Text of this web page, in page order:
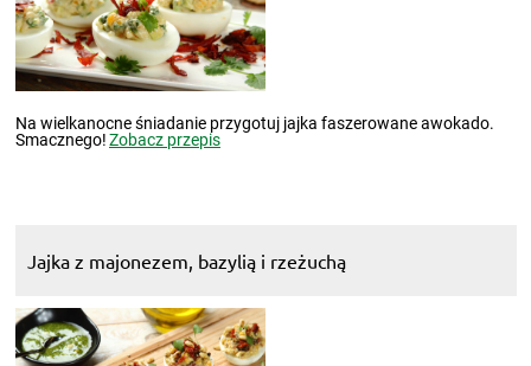
Na wielkanocne śniadanie przygotuj jajka faszerowane awokado.
Smacznego!Zobacz przepis
Jajka z majonezem, bazylią i rzeżuchą